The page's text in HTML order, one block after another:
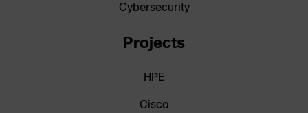
Cybersecurity
Projects
HPE
Cisco